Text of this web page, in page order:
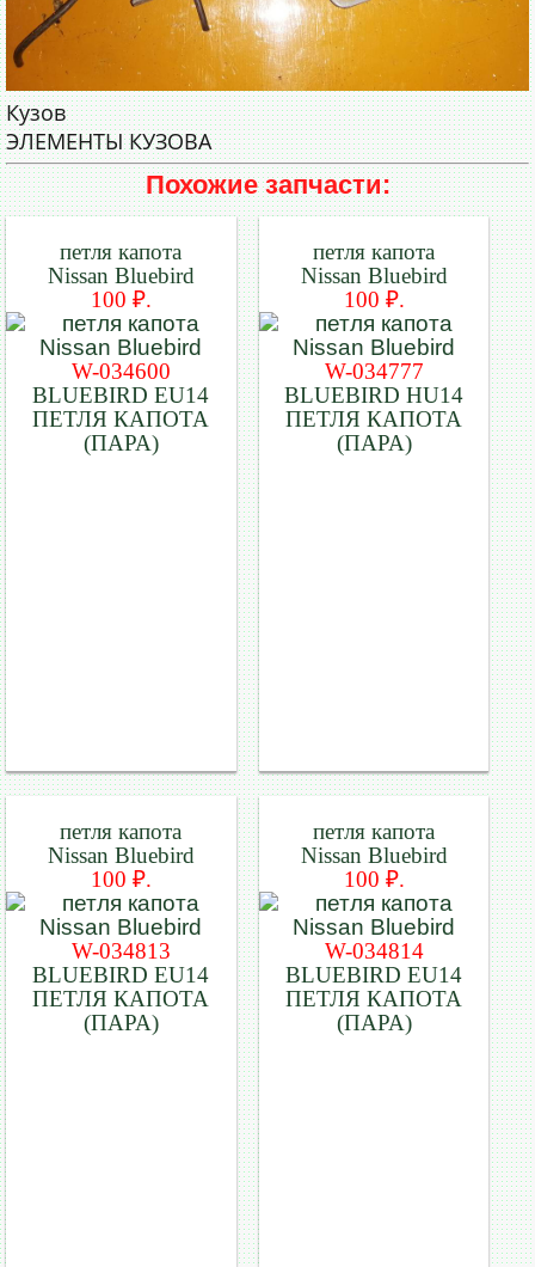
Кузов
ЭЛЕМЕНТЫ КУЗОВА
Похожие запчасти:
петля капота
Nissan Bluebird
100 ₽.
W-034600
BLUEBIRD EU14
ПЕТЛЯ КАПОТА
(ПАРА)
петля капота
Nissan Bluebird
100 ₽.
W-034777
BLUEBIRD HU14
ПЕТЛЯ КАПОТА
(ПАРА)
петля капота
Nissan Bluebird
100 ₽.
W-034813
BLUEBIRD EU14
ПЕТЛЯ КАПОТА
(ПАРА)
петля капота
Nissan Bluebird
100 ₽.
W-034814
BLUEBIRD EU14
ПЕТЛЯ КАПОТА
(ПАРА)